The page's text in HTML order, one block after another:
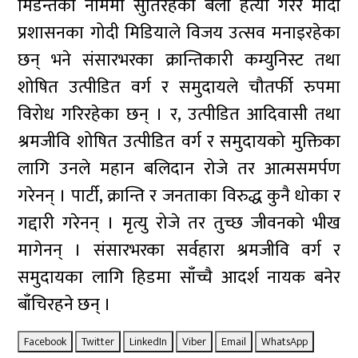
मिडन्तको नाममा सुतिरहेको बेला हत्या गरेर मोदी
प्रशासनका गोदी मिडियाले विजय उत्सव मनाइरहेका
छन् भने संसारभरका क्रान्तिकारी कम्युनिस्ट तथा
शोषित उत्पीडित वर्ग र समुदायले चौतर्फी रुपमा
विरोध गरिरहेका छन् । र, उत्पीडित आदिवासी तथा
श्रमजीवि शोषित उत्पीडित वर्ग र समुदायको मुक्तिका
लागि उनले महान बलिदान रोजे तर आत्मसमर्पण
गरेनन् । पार्टी, क्रान्ति र जनताका विरुद्ध कुनै धोका र
गद्दारी गरेनन् । मृत्यु रोजे तर तुच्छ जीवनको भीख
मागेनन् । संसारभरका सर्वहारा श्रमजीवि वर्ग र
समुदायका लागि हिडमा साँच्चै आदर्श नायक बनेर
बाँचिरहने छन् ।
Facebook Twitter LinkedIn Viber Email WhatsApp